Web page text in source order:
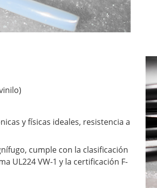
y físicas ideales, resistencia a
cumple con la clasificación
UL224 VW-1 y la certificación F-